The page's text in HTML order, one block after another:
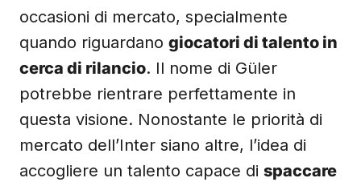
occasioni di mercato, specialmente
quando riguardano giocatori di talento in
cerca di rilancio. Il nome di Güler
potrebbe rientrare perfettamente in
questa visione. Nonostante le priorità di
mercato dell’Inter siano altre, l’idea di
accogliere un talento capace di spaccare